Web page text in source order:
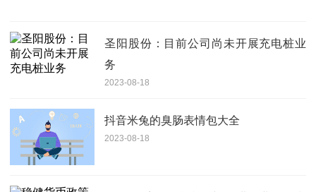
圣阳股份：目前公司尚未开展充电桩业
务
2023-08-18
抖音米兔的臭肠表情包大全
2023-08-18